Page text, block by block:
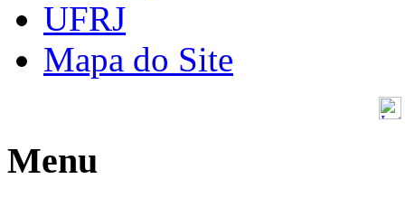
UFRJ
Mapa do Site
Menu